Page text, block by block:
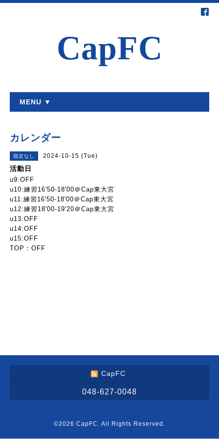
CapFC
MENU ▼
カレンダー
指定なし 2024-10-15 (Tue)
活動日
u9:OFF
u10:練習16'50-18'00＠Cap東大宮
u11:練習16'50-18'00＠Cap東大宮
u12:練習18'00-19'20＠Cap東大宮
u13:OFF
u14:OFF
u15:OFF
TOP：OFF
CapFC
048-627-0048
©2026 CapFC . All Rights Reserved.